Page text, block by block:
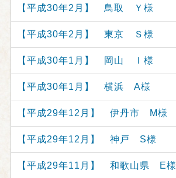
【平成30年2月】 鳥取 Ｙ様
【平成30年2月】 東京 Ｓ様
【平成30年1月】 岡山 Ｉ様
【平成30年1月】 横浜 A様
【平成29年12月】 伊丹市 M様
【平成29年12月】 神戸 S様
【平成29年11月】 和歌山県 E様